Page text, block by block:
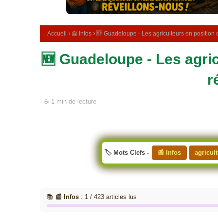
i
Accueil 📰 Infos 🆕 Guadeloupe - Les agriculteurs en position
🆕 Guadeloupe - Les
· ☕ 1 min de lecture
🏷️ Mots Clefs - 📰 Infos
📚 📰 Infos : 1 / 423 articles lus